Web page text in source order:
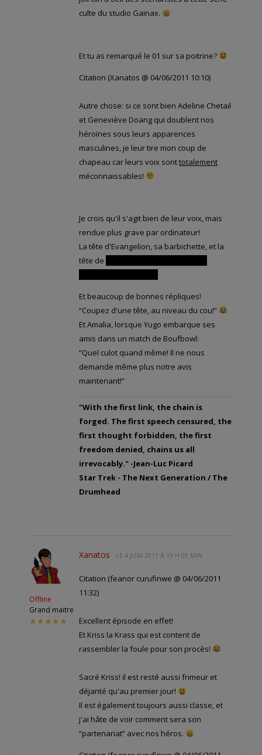
culte du studio Gainax.
Et tu as remarqué le 01 sur sa poitrine?
Citation (Xanatos @ 04/06/2011 10:10)
Autre chose: si ce sont bien Adeline Chetail
et Geneviève Doang qui doublent nos
héroïnes sous leurs apparences
masculines, je leur tire mon coup de
chapeau car leurs voix sonttotalement
méconnaissables!
Je crois qu'il s'agit bien de leur voix, mais
rendue plus grave par ordinateur!
La tête d'Evangelion, sa barbichette, et la
tête de
Et beaucoup de bonnes répliques!
“Coupez d'une tête, au niveau du cou!”
Et Amalia, lorsque Yugo embarque ses
amis dans un match de Boufbowl:
“Quel culot quand même! Il ne nous
demande même plus notre avis
maintenant!”
"With the first link, the chain is
forged. The first speech censured, the
first thought forbidden, the first
freedom denied, chains us all
irrevocably." -Jean-Luc Picard
Star Trek - The Next Generation / The
Drumhead
Offline
Grand maitre
★★★★★
Xanatos LE 4 JUIN 2011 À 19 H 09 MIN
Citation (feanor curufinwe @ 04/06/2011
11:32)
Excellent épisode en effet!
Et Kriss la Krass qui est content de
rassembler la foule pour son procès!
Sacré Kriss! il est resté aussi frimeur et
déjanté qu'au premier jour!
Il est également toujours aussi classe, et
j'ai hâte de voir comment sera son
“partenariat” avec nos héros.